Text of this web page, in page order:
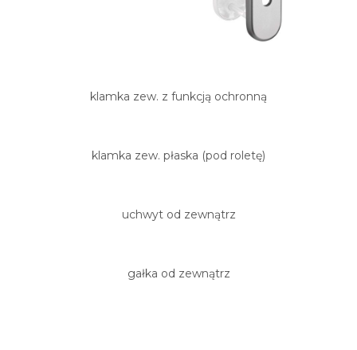
klamka zew. z funkcją ochronną
klamka zew. płaska (pod roletę)
uchwyt od zewnątrz
gałka od zewnątrz